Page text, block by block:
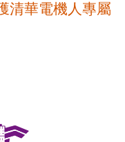
清華電機人專屬